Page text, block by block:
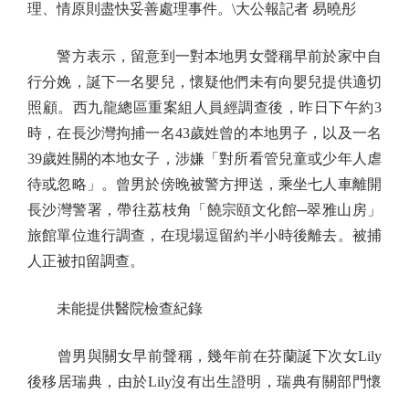
理、情原則盡快妥善處理事件。\大公報記者 易曉彤
警方表示，留意到一對本地男女聲稱早前於家中自
行分娩，誕下一名嬰兒，懷疑他們未有向嬰兒提供適切
照顧。西九龍總區重案組人員經調查後，昨日下午約3
時，在長沙灣拘捕一名43歲姓曾的本地男子，以及一名
39歲姓關的本地女子，涉嫌「對所看管兒童或少年人虐
待或忽略」。曾男於傍晚被警方押送，乘坐七人車離開
長沙灣警署，帶往荔枝角「饒宗頤文化館─翠雅山房」
旅館單位進行調查，在現場逗留約半小時後離去。被捕
人正被扣留調查。
未能提供醫院檢查紀錄
曾男與關女早前聲稱，幾年前在芬蘭誕下次女Lily
後移居瑞典，由於Lily沒有出生證明，瑞典有關部門懷